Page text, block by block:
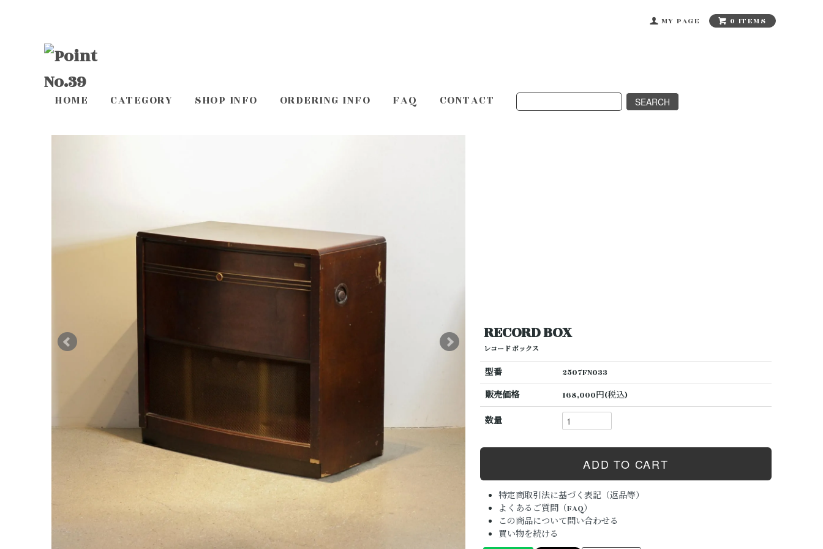
MY PAGE 0 ITEMS
HOME CATEGORY SHOP INFO ORDERING INFO FAQ CONTACT
RECORD BOX
レコード ボックス
型番
2507FN033
販売価格
168,000円(税込)
数量
特定商取引法に基づく表記（返品等）
よくあるご質問（FAQ）
この商品について問い合わせる
買い物を続ける